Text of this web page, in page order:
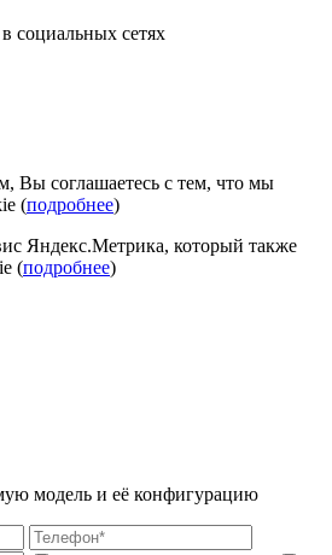
социальных сетях
Вы соглашаетесь с тем, что мы
(подробнее)
Яндекс.Метрика, который также
(подробнее)
модель и её конфигурацию